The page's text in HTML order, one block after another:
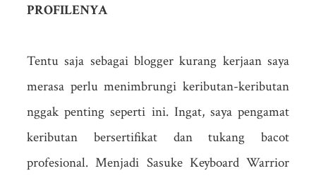
PROFILENYA
Tentu saja sebagai blogger kurang kerjaan saya
merasa perlu menimbrungi keributan-keributan
nggak penting seperti ini. Ingat, saya pengamat
keributan bersertifikat dan tukang bacot
profesional. Menjadi Sasuke Keyboard Warrior